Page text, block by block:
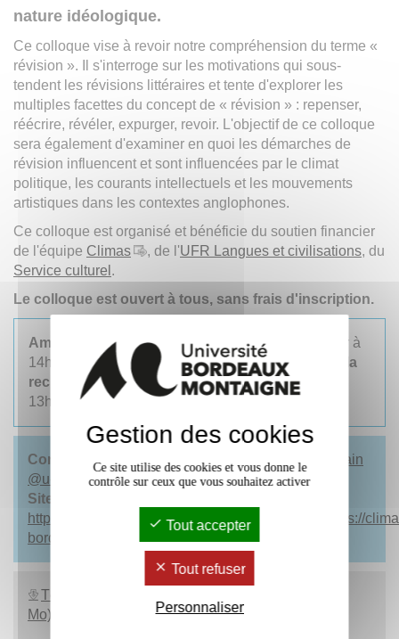
nature idéologique.
Ce colloque vise à revoir notre compréhension du terme «
révision ». Il s'interroge sur les motivations qui sous-
tendent les révisions littéraires et tente d'explorer les
multiples facettes du concept de « révision » : repenser,
réécrire, révéler, expurger, revoir. L'objectif de ce colloque
sera également d'examiner en quoi les démarches de
révision influencent et sont influencées par le climat
politique, les courants intellectuels et les mouvements
artistiques dans les contextes anglophones.
Ce colloque est organisé et bénéficie du soutien financier
de l'équipe Climas , de l'UFR Langues et civilisations, du
Service culturel .
Le colloque est ouvert à tous, sans frais d'inscription.
Amphithéâtre de la CLEFFdu mercredi
25 février à
14h au jeudi 26 février à 12h, puis à laMaison de la
recherche (salle des thèses)du jeudi 26 février à
13h45 au vendredi 27 février à 16h
Contact : Véronique Béghain -
veronique.beghain
@u-bordeaux-montaigne.fr
Sites web
https://revisionconferenceubm.weebly.com/
https://
bordeaux-montaigne.fr/colloques
Télécharger le programme (au format PDF - 2,76
Mo)
Gestion des cookies
Ce site utilise des cookies et vous donne le
contrôle sur ceux que vous souhaitez activer
Tout accepter
Tout refuser
Personnaliser